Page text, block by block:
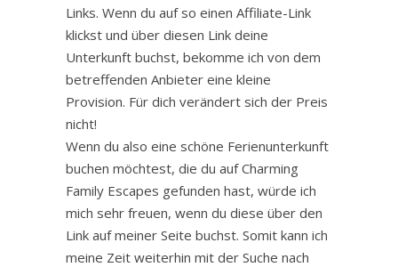
Links. Wenn du auf so einen Affiliate-Link
klickst und über diesen Link deine
Unterkunft buchst, bekomme ich von dem
betreffenden Anbieter eine kleine
Provision. Für dich verändert sich der Preis
nicht!
Wenn du also eine schöne Ferienunterkunft
buchen möchtest, die du auf Charming
Family Escapes gefunden hast, würde ich
mich sehr freuen, wenn du diese über den
Link auf meiner Seite buchst. Somit kann ich
meine Zeit weiterhin mit der Suche nach